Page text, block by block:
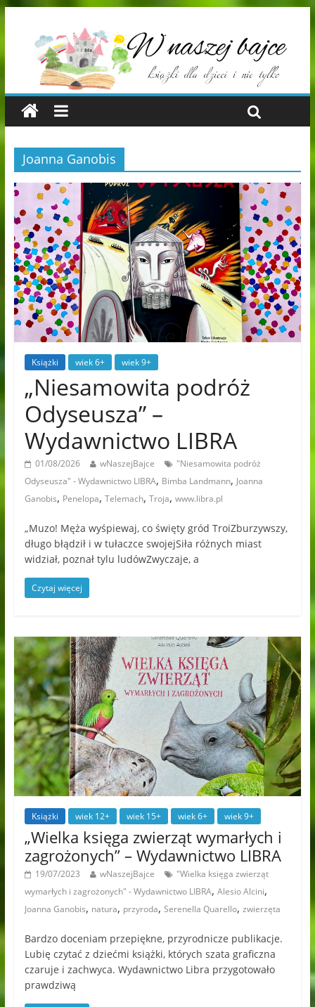
Joanna Ganobis
Książki wiek 6+ wiek 9+
„Niesamowita podróż
Odyseusza” –
Wydawnictwo LIBRA
01/08/2026 wNaszejBajce
"Niesamowita podróż
Odyseusza" - Wydawnictwo LIBRA, Bimba Landmann, Joanna
Ganobis, Penelopa, Telemach, Troja, www.libra.pl
„Muzo! Męża wyśpiewaj, co święty gród TroiZburzywszy,
długo błądził i w tułaczce swojejSiła różnych miast
widział, poznał tylu ludówZwyczaje, a
Czytaj więcej
Książki wiek 12+ wiek 15+ wiek 6+ wiek 9+
„Wielka księga zwierząt wymarłych i
zagrożonych” – Wydawnictwo LIBRA
19/07/2023 wNaszejBajce
"Wielka księga zwierząt
wymarłych i zagrożonych" - Wydawnictwo LIBRA, Alesio Alcini,
Joanna Ganobis, natura, przyroda, Serenella Quarello, zwierzęta
Bardzo doceniam przepiękne, przyrodnicze publikacje.
Lubię czytać z dziećmi książki, których szata graficzna
czaruje i zachwyca. Wydawnictwo Libra przygotowało
prawdziwą